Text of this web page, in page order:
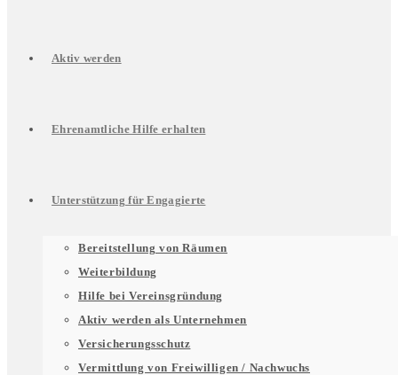
Aktiv werden
Ehrenamtliche Hilfe erhalten
Unterstützung für Engagierte
Bereitstellung von Räumen
Weiterbildung
Hilfe bei Vereinsgründung
Aktiv werden als Unternehmen
Versicherungsschutz
Vermittlung von Freiwilligen / Nachwuchs